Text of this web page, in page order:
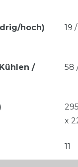
hoch)
19
/
58
x
11